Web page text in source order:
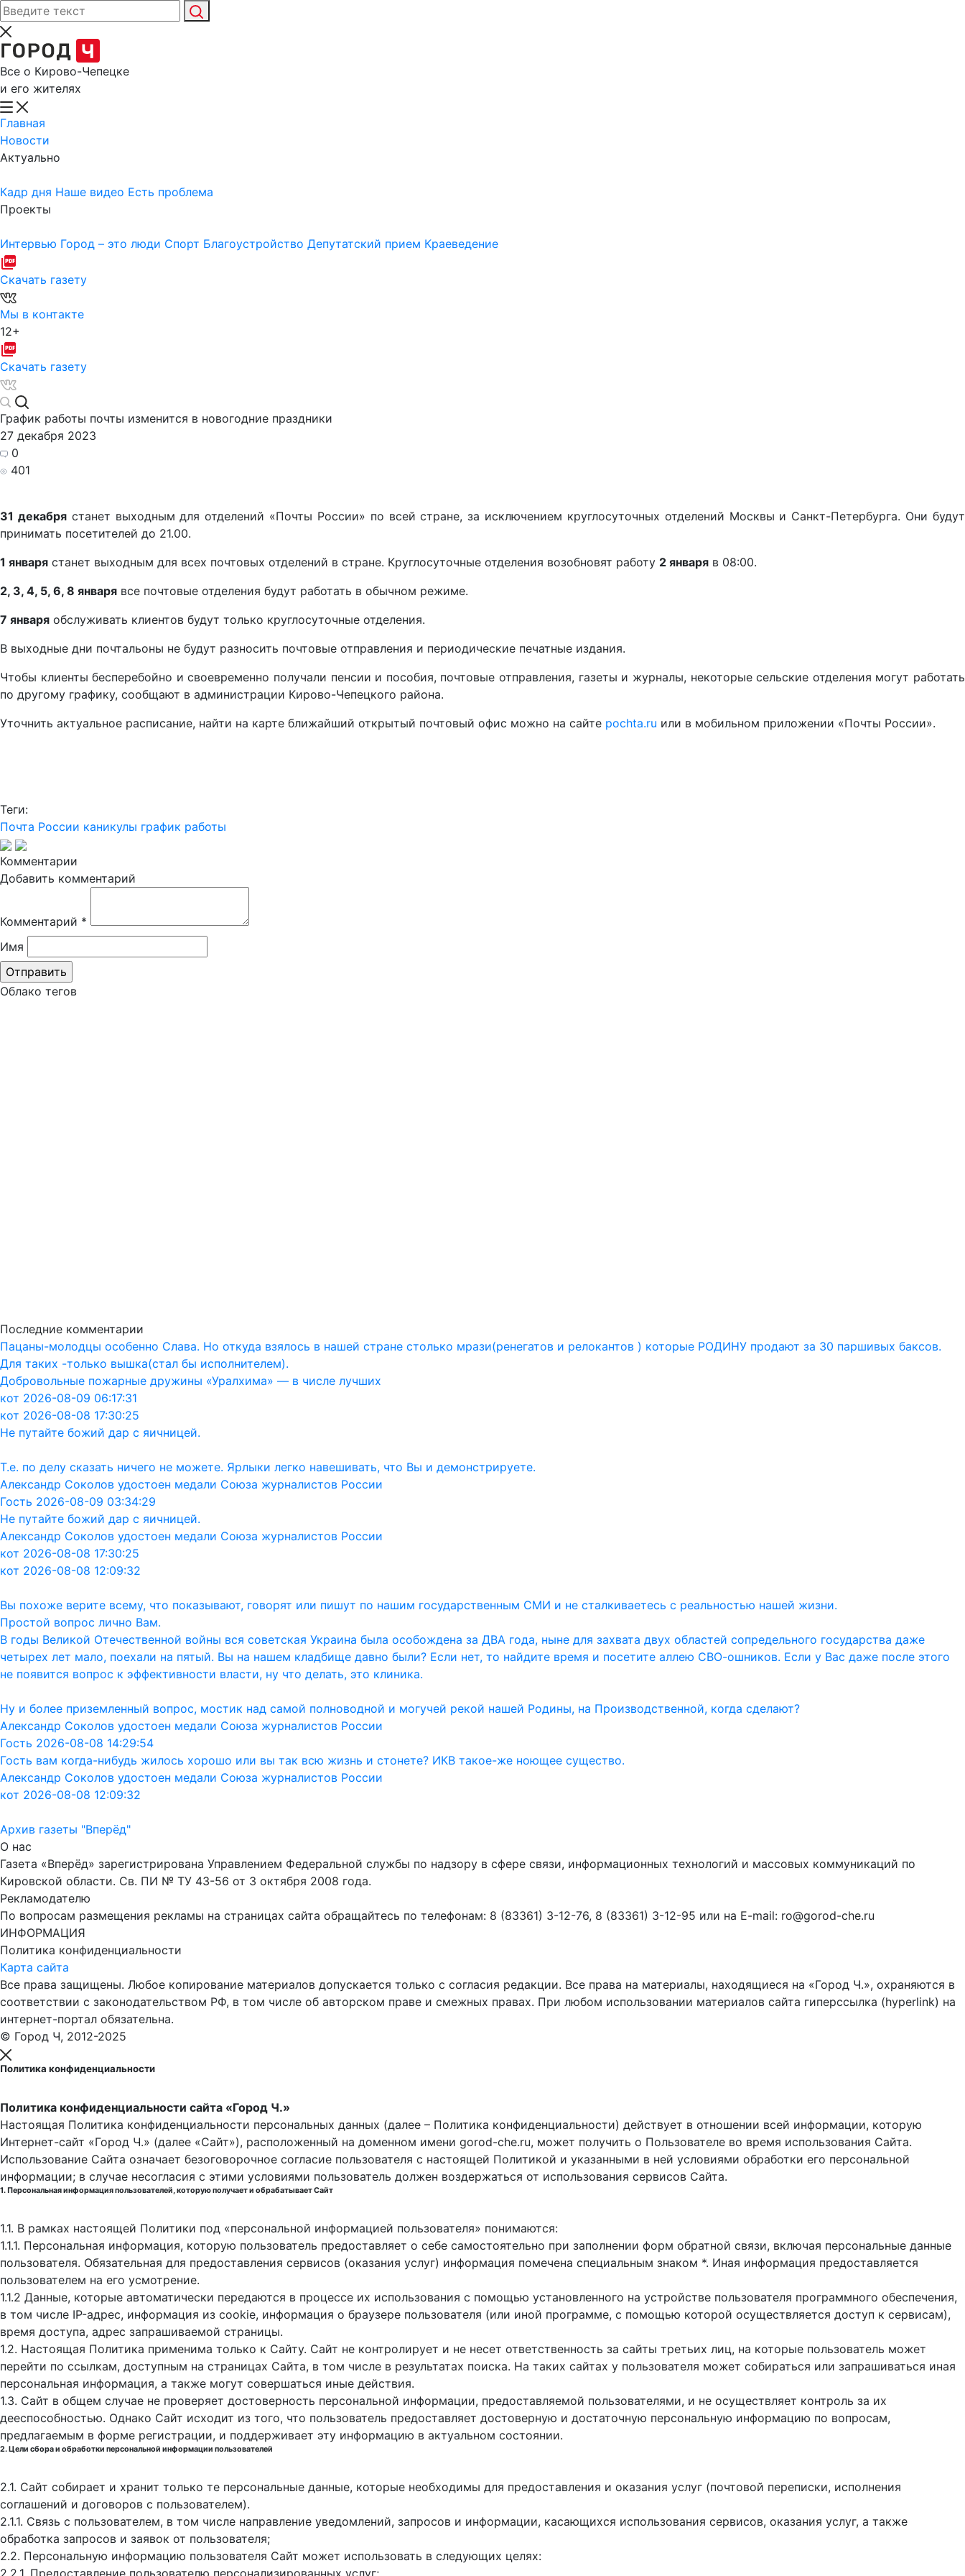
Все о Кирово-Чепецке
и его жителях
Главная
Новости
Актуально
Кадр дня Наше видео Есть проблема
Проекты
Интервью Город – это люди Спорт Благоустройство Депутатский прием Краеведение
Скачать газету
Мы в контакте
12+
Скачать газету
График работы почты изменится в новогодние праздники
27 декабря 2023
0
401
31 декабрястанет выходным для отделений «Почты России» по всей стране, за исключением круглосуточных отделений Москвы и Санкт-Петербурга. Они будут
принимать посетителей до 21.00.
1 января станет выходным для всех почтовых отделений в стране. Круглосуточные отделения возобновят работу 2 января в 08:00.
2, 3, 4, 5, 6, 8 января все почтовые отделения будут работать в обычном режиме.
7 января обслуживать клиентов будут только круглосуточные отделения.
В выходные дни почтальоны не будут разносить почтовые отправления и периодические печатные издания.
Чтобы клиенты бесперебойно и своевременно получали пенсии и пособия, почтовые отправления, газеты и журналы, некоторые сельские отделения могут работать
по другому графику, сообщают в администрации Кирово-Чепецкого района.
Уточнить актуальное расписание, найти на карте ближайший открытый почтовый офис можно на сайте pochta.ru или в мобильном приложении «Почты России».
Теги:
Почта России каникулы график работы
Комментарии
Добавить комментарий
Комментарий *
Имя
Облако тегов
Последние комментарии
Пацаны-молодцы особенно Слава. Но откуда взялось в нашей стране столько мрази(ренегатов и релокантов ) которые РОДИНУ продают за 30 паршивых баксов.
Для таких -только вышка(стал бы исполнителем).
Добровольные пожарные дружины «Уралхима» — в числе лучших
кот 2026-08-09 06:17:31
кот 2026-08-08 17:30:25
Не путайте божий дар с яичницей.
Т.е. по делу сказать ничего не можете. Ярлыки легко навешивать, что Вы и демонстрируете.
Александр Соколов удостоен медали Союза журналистов России
Гость 2026-08-09 03:34:29
Не путайте божий дар с яичницей.
Александр Соколов удостоен медали Союза журналистов России
кот 2026-08-08 17:30:25
кот 2026-08-08 12:09:32
Вы похоже верите всему, что показывают, говорят или пишут по нашим государственным СМИ и не сталкиваетесь с реальностью нашей жизни.
Простой вопрос лично Вам.
В годы Великой Отечественной войны вся советская Украина была особождена за ДВА года, ныне для захвата двух областей сопредельного государства даже
четырех лет мало, поехали на пятый. Вы на нашем кладбище давно были? Если нет, то найдите время и посетите аллею СВО-ошников. Если у Вас даже после этого
не появится вопрос к эффективности власти, ну что делать, это клиника.
Ну и более приземленный вопрос, мостик над самой полноводной и могучей рекой нашей Родины, на Производственной, когда сделают?
Александр Соколов удостоен медали Союза журналистов России
Гость 2026-08-08 14:29:54
Гость вам когда-нибудь жилось хорошо или вы так всю жизнь и стонете? ИКВ такое-же ноющее существо.
Александр Соколов удостоен медали Союза журналистов России
кот 2026-08-08 12:09:32
Архив газеты "Вперёд"
О нас
Газета «Вперёд» зарегистрирована Управлением Федеральной службы по надзору в сфере связи, информационных технологий и массовых коммуникаций по
Кировской области. Св. ПИ № ТУ 43-56 от 3 октября 2008 года.
Рекламодателю
По вопросам размещения рекламы на страницах сайта обращайтесь по телефонам: 8 (83361) 3-12-76, 8 (83361) 3-12-95 или на E-mail: ro@gorod-che.ru
ИНФОРМАЦИЯ
Политика конфиденциальности
Карта сайта
Все права защищены. Любое копирование материалов допускается только с согласия редакции. Все права на материалы, находящиеся на «Город Ч.», охраняются в
соответствии с законодательством РФ, в том числе об авторском праве и смежных правах. При любом использовании материалов сайта гиперссылка (hyperlink) на
интернет-портал обязательна.
© Город Ч, 2012-2025
Политика конфиденциальности
Политика конфиденциальности сайта «Город Ч.»
Настоящая Политика конфиденциальности персональных данных (далее – Политика конфиденциальности) действует в отношении всей информации, которую
Интернет-сайт «Город Ч.» (далее «Сайт»), расположенный на доменном имени gorod-che.ru, может получить о Пользователе во время использования Cайта.
Использование Сайта означает безоговорочное согласие пользователя с настоящей Политикой и указанными в ней условиями обработки его персональной
информации; в случае несогласия с этими условиями пользователь должен воздержаться от использования сервисов Сайта.
1. Персональная информация пользователей, которую получает и обрабатывает Сайт
1.1. В рамках настоящей Политики под «персональной информацией пользователя» понимаются:
1.1.1. Персональная информация, которую пользователь предоставляет о себе самостоятельно при заполнении форм обратной связи, включая персональные данные
пользователя. Обязательная для предоставления сервисов (оказания услуг) информация помечена специальным знаком *. Иная информация предоставляется
пользователем на его усмотрение.
1.1.2 Данные, которые автоматически передаются в процессе их использования с помощью установленного на устройстве пользователя программного обеспечения,
в том числе IP-адрес, информация из cookie, информация о браузере пользователя (или иной программе, с помощью которой осуществляется доступ к cервисам),
время доступа, адрес запрашиваемой страницы.
1.2. Настоящая Политика применима только к Сайту. Сайт не контролирует и не несет ответственность за сайты третьих лиц, на которые пользователь может
перейти по ссылкам, доступным на страницах Сайта, в том числе в результатах поиска. На таких сайтах у пользователя может собираться или запрашиваться иная
персональная информация, а также могут совершаться иные действия.
1.3. Сайт в общем случае не проверяет достоверность персональной информации, предоставляемой пользователями, и не осуществляет контроль за их
дееспособностью. Однако Сайт исходит из того, что пользователь предоставляет достоверную и достаточную персональную информацию по вопросам,
предлагаемым в форме регистрации, и поддерживает эту информацию в актуальном состоянии.
2. Цели сбора и обработки персональной информации пользователей
2.1. Сайт собирает и хранит только те персональные данные, которые необходимы для предоставления и оказания услуг (почтовой переписки, исполнения
соглашений и договоров с пользователем).
2.1.1. Связь с пользователем, в том числе направление уведомлений, запросов и информации, касающихся использования сервисов, оказания услуг, а также
обработка запросов и заявок от пользователя;
2.2. Персональную информацию пользователя Сайт может использовать в следующих целях: